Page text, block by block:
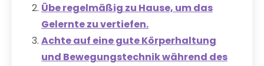
Übe regelmäßig zu Hause, um das
Gelernte zu vertiefen.
Achte auf eine gute Körperhaltung
und Bewegungstechnik während des